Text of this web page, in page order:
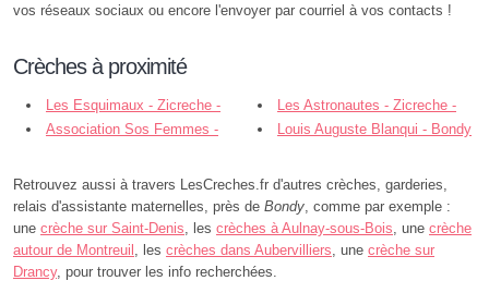
vos réseaux sociaux ou encore l'envoyer par courriel à vos contacts !
Crèches à proximité
Les Esquimaux - Zicreche -
Bondy
Les Astronautes - Zicreche -
Bondy
Association Sos Femmes -
Louis Auguste Blanqui - Bondy
Retrouvez aussi à travers LesCreches.fr d'autres crèches, garderies,
relais d'assistante maternelles, près de Bondy , comme par exemple :
une crèche sur Saint-Denis , les crèches à Aulnay-sous-Bois , une crèche
autour de Montreuil , les crèches dans Aubervilliers , une crèche sur
Drancy, pour trouver les info recherchées.